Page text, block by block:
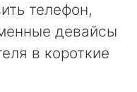
телефон,
девайсы
в короткие